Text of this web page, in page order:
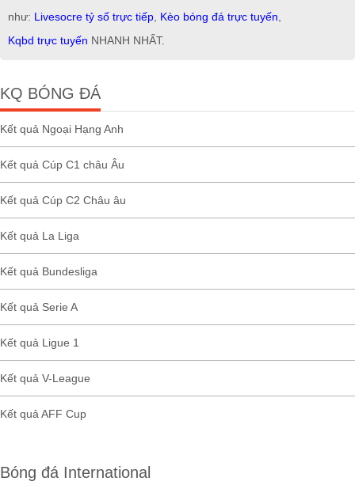
như: Livesocre tỷ số trực tiếp Kèo bóng đá trực tuyến
Kqbd trực tuyến NHANH NHẤT.
KQ BÓNG ĐÁ
Kết quả Ngoại Hạng Anh
Kết quả Cúp C1 châu Âu
Kết quả Cúp C2 Châu âu
Kết quả La Liga
Kết quả Bundesliga
Kết quả Serie A
Kết quả Ligue 1
Kết quả V-League
Kết quả AFF Cup
Bóng đá International